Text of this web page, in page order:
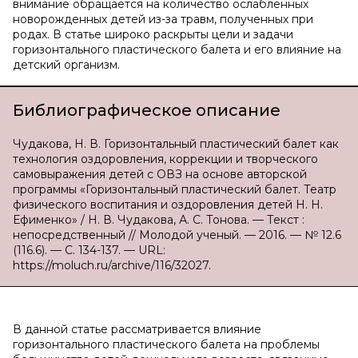
внимание обращается на количество ослабленных
новорожденных детей из-за травм, полученных при
родах. В статье широко раскрыты цели и задачи
горизонтального пластического балета и его влияние на
детский организм.
Библиографическое описание
Чудакова, Н. В. Горизонтальный пластический балет как
технология оздоровления, коррекции и творческого
самовыражения детей с ОВЗ на основе авторской
программы «Горизонтальный пластический балет. Театр
физического воспитания и оздоровления детей Н. Н.
Ефименко» / Н. В. Чудакова, А. С. Тонова. — Текст :
непосредственный // Молодой ученый. — 2016. — № 12.6
(116.6). — С. 134-137. — URL:
https://moluch.ru/archive/116/32027.
В данной статье рассматривается влияние
горизонтального пластического балета на проблемы